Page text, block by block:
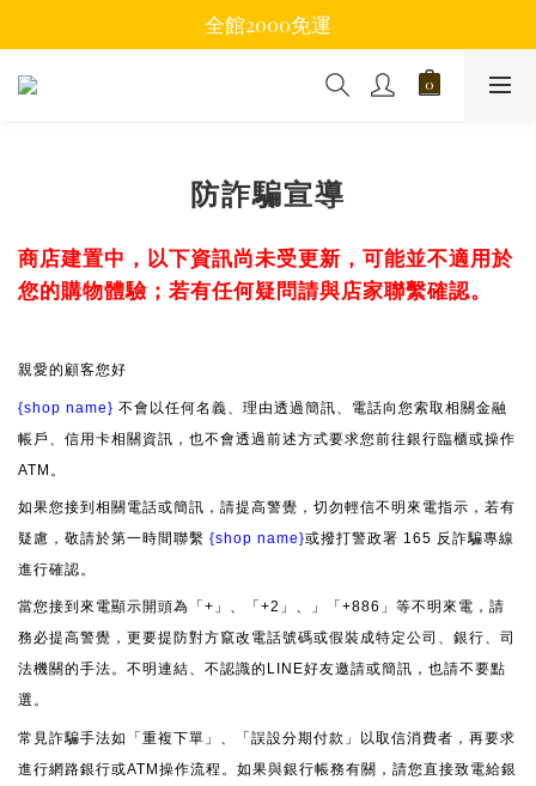
全館2000免運
防詐騙宣導
商店建置中，以下資訊尚未受更新，可能並不適用於
您的購物體驗；若有任何疑問請與店家聯繫確認。
親愛的顧客您好
{shop name} 不會以任何名義、理由透過簡訊、電話向您索取相關金融
帳戶、信用卡相關資訊，也不會透過前述方式要求您前往銀行臨櫃或操作
ATM。
如果您接到相關電話或簡訊，請提高警覺，切勿輕信不明來電指示，若有
疑慮，敬請於第一時間聯繫 {shop name}或撥打警政署 165 反詐騙專線
進行確認。
當您接到來電顯示開頭為「+」、「+2」、」「+886」等不明來電，請
務必提高警覺，更要提防對方竄改電話號碼或假裝成特定公司、銀行、司
法機關的手法。不明連結、不認識的LINE好友邀請或簡訊，也請不要點
選。
常見詐騙手法如「重複下單」、「誤設分期付款」以取信消費者，再要求
進行網路銀行或ATM操作流程。如果與銀行帳務有關，請您直接致電給銀